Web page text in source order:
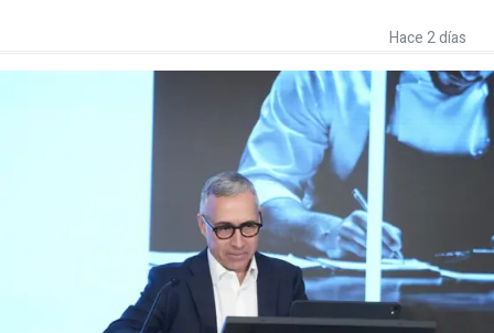
Hace 2 días